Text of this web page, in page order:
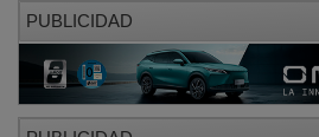
PUBLICIDAD